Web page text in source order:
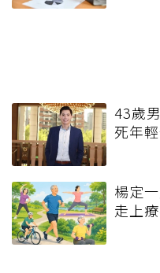
43歲
死年
楊定
走上